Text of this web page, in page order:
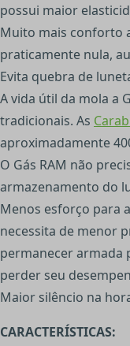
possui maior
Muito mais conforto
praticamente nula,
Evita quebra de
A vida útil da mola a
tradicionais. As
aproximadamente
O Gás RAM não
armazenamento do
Menos esforço para
necessita de menor
permanecer armada
perder seu
Maior silêncio na
CARACTERÍSTICAS: